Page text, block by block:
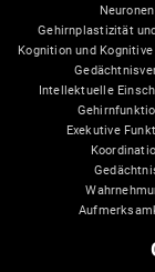
Neuronen
Gehirnplastizität
Kognition und
Intellektuelle
Exekutive